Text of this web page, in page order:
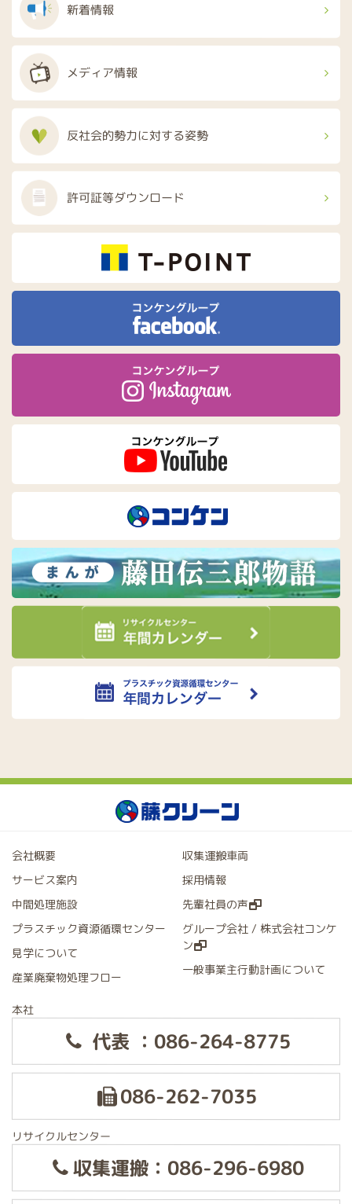
新着情報
メディア情報
反社会的勢力に対する姿勢
許可証等ダウンロード
会社概要
サービス案内
中間処理施設
プラスチック資源循環センター
見学について
産業廃棄物処理フロー
収集運搬車両
採用情報
先輩社員の声
グループ会社 / 株式会社コンケ
ン
一般事業主行動計画について
本社
代表 ：086-264-8775
086-262-7035
リサイクルセンター
収集運搬：086-296-6980